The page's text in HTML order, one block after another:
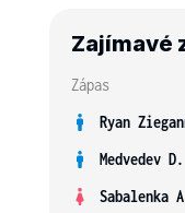
Zajímavé
Zápas
Medvedev D.
Sabalenka